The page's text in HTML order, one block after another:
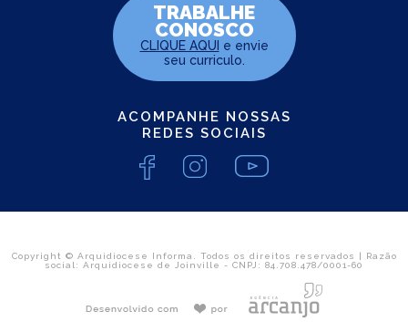
TRABALHE
CONOSCO
CLIQUE AQUI e envie
seu curriculo.
ACOMPANHE NOSSAS
REDES SOCIAIS
Copyright © Arquidiocese Informa. Todos os direitos reservados | Razão
social: Arquidiocese de Joinville - CNPJ: 84.708.478/0001-60